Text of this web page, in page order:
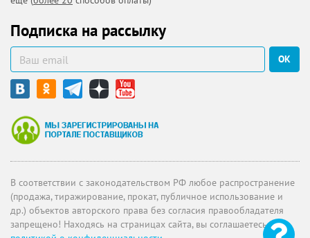
Подписка на рассылку
ОК
В соответствии с законодательством РФ любое распространение
(продажа, тиражирование, прокат, публичное использование и
др.) объектов авторского права без согласия правообладателя
запрещено! Находясь на страницах сайта, вы соглашаетесь с